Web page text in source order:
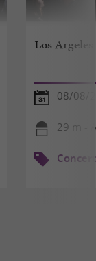
Los
08/08/
29 m -